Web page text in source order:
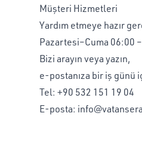
Müşteri Hizmetleri
Yardım etmeye hazır
Pazartesi–Cuma 06:00
Bizi arayın veya yazın,
e-postanıza bir iş günü
Tel: +90 532 151 19 04
E-posta: